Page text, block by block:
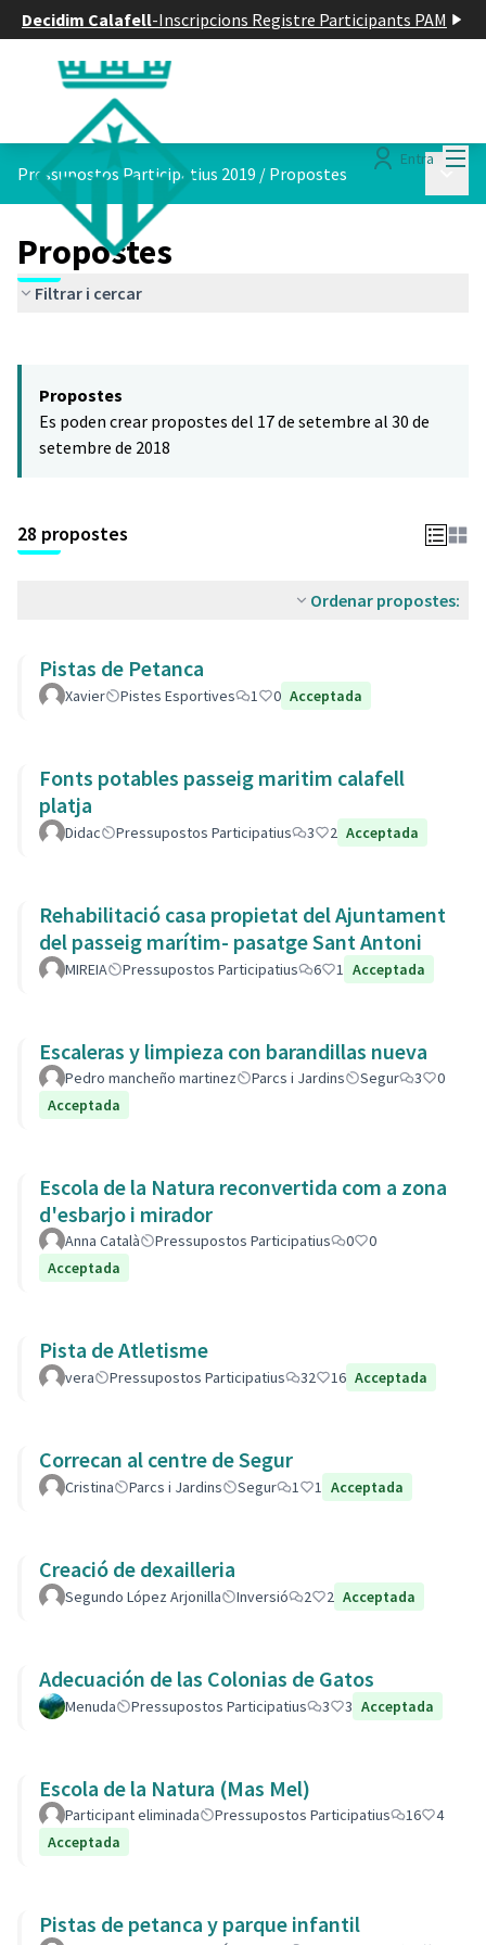
Decidim Calafell-Inscripcions Registre Participants PAM
Entra
Pressupostos Participatius 2019 / Propostes
Propostes
Filtrar i cercar
−
Propostes
Es poden crear propostes del 17 de setembre al 30 de
setembre de 2018
28 propostes
Ordenar propostes:
Pistas de Petanca
Xavier Pistes Esportives 1 0 Acceptada
Fonts potables passeig maritim calafell
platja
Didac Pressupostos Participatius 3 2 Acceptada
Rehabilitació casa propietat del Ajuntament
del passeig marítim- pasatge Sant Antoni
MIREIA Pressupostos Participatius 6 1 Acceptada
Escaleras y limpieza con barandillas nueva
Pedro mancheño martinez Parcs i Jardins Segur 3
0
Acceptada
Escola de la Natura reconvertida com a zona
d'esbarjo i mirador
Anna Català Pressupostos Participatius 0
0
Acceptada
Pista de Atletisme
vera Pressupostos Participatius 32 16 Acceptada
Correcan al centre de Segur
Cristina Parcs i Jardins Segur 1 1 Acceptada
Creació de dexailleria
Segundo López Arjonilla Inversió 2 2 Acceptada
Adecuación de las Colonias de Gatos
Menuda Pressupostos Participatius 3 3 Acceptada
Escola de la Natura (Mas Mel)
Participant eliminada Pressupostos Participatius 16
4
Acceptada
Pistas de petanca y parque infantil